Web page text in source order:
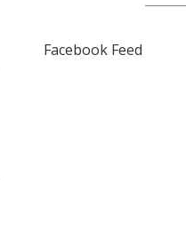
Facebook Feed